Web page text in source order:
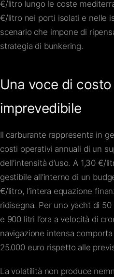
€/litro lungo le coste
€/litro nei porti isolati e nelle
scenario che impone di
strategia di bunkering.
Una voce di
imprevedibile
Il carburante rappresenta in
costi operativi annuali di un
dell’intensità d’uso. A 1,30 €/
gestibile all’interno di un
€/litro, l’intera equazione
ridisegna. Per uno yacht di
e 900 litri l’ora a velocità di
navigazione intensa
25.000 euro rispetto alle
La volatilità non produce